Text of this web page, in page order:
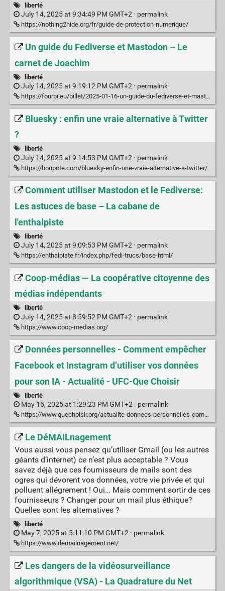
liberté
July 14, 2025 at 9:34:49 PM GMT+2 · permalink
https://nothing2hide.org/fr/guide-de-protection-numerique/
Un guide du Fediverse et Mastodon – Le
carnet de Joachim
liberté
July 14, 2025 at 9:19:12 PM GMT+2 · permalink
https://fourbi.eu/billet/2025-01-16-un-guide-du-fediverse-et-mastodon
Bluesky : enfin une vraie alternative à Twitter
?
liberté
July 14, 2025 at 9:14:53 PM GMT+2 · permalink
https://bonpote.com/bluesky-enfin-une-vraie-alternative-a-twitter/
Comment utiliser Mastodon et le Fediverse:
Les astuces de base – La cabane de
l'enthalpiste
liberté
July 14, 2025 at 9:09:53 PM GMT+2 · permalink
https://enthalpiste.fr/index.php/fedi-trucs/base-html/
Coop-médias — La coopérative citoyenne des
médias indépendants
liberté
July 14, 2025 at 8:59:52 PM GMT+2 · permalink
https://www.coop-medias.org/
Données personnelles - Comment empêcher
Facebook et Instagram d’utiliser vos données
pour son IA - Actualité - UFC-Que Choisir
liberté
May 16, 2025 at 1:29:23 PM GMT+2 · permalink
https://www.quechoisir.org/actualite-donnees-personnelles-comment-empecher-facebook-et-instagram-d-utiliser-vos-donnees-pour-son-ia-n166168/
Le DéMAILnagement
Vous aussi vous pensez qu’utiliser Gmail (ou les autres
géants d’internet) ce n’est plus acceptable ? Vous
savez déjà que ces fournisseurs de mails sont des
ogres qui dévorent vos données, votre vie privée et qui
polluent allégrement ! Oui… Mais comment sortir de ces
fournisseurs ? Changer pour un mail plus éthique?
Quelles sont les alternatives ?
liberté
May 7, 2025 at 5:11:10 PM GMT+2 · permalink
https://www.demailnagement.net/
Les dangers de la vidéosurveillance
algorithmique (VSA) - La Quadrature du Net